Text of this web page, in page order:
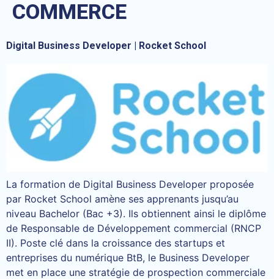
COMMERCE
Digital Business Developer | Rocket School
La formation de Digital Business Developer proposée
par Rocket School amène ses apprenants jusqu’au
niveau Bachelor (Bac +3). Ils obtiennent ainsi le diplôme
de Responsable de Développement commercial (RNCP
II). Poste clé dans la croissance des startups et
entreprises du numérique BtB, le Business Developer
met en place une stratégie de prospection commerciale